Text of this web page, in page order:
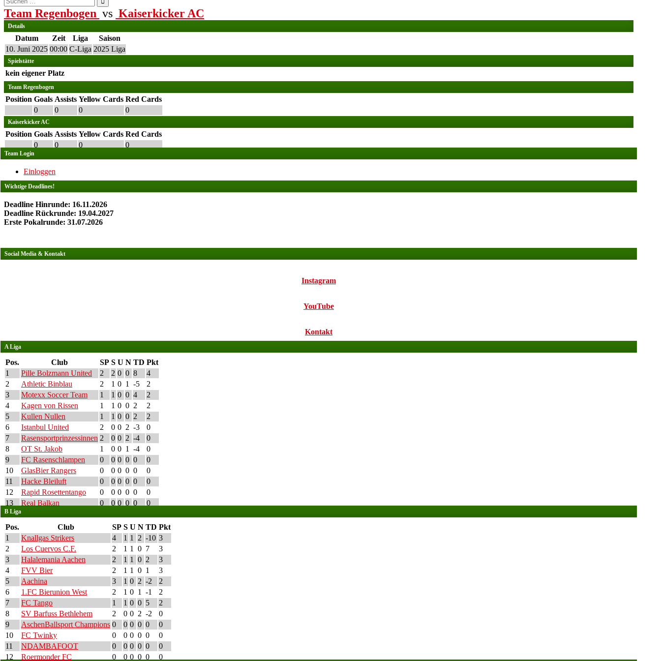
nach:
Team Regenbogen vs Kaiserkicker AC
Details
Datum Zeit Liga
Saison
10. Juni 2025 00:00 C-Liga 2025 Liga
Spielstätte
kein eigener Platz
Team Regenbogen
Position Goals Assists Yellow Cards Red Cards
0
0 0 0
Kaiserkicker AC
Position Goals Assists Yellow Cards Red Cards
0
0 0 0
Team Login
Einloggen
Wichtige Deadlines!
Deadline Hinrunde: 16.11.2026
Deadline Rückrunde: 19.04.2027
Erste Pokalrunde: 31.07.2026
Social Media & Kontakt
Instagram
YouTube
Kontakt
A Liga
Pos. Club SP S U N TD Pkt
1
Pille Bolzmann United 2 2 0 0 8
4
2
Athletic Binblau 2 1 0 1 -5
2
3
Motexx Soccer Team 1 1 0 0 4
2
4
Kagen von Rissen 1 1 0 0 2
2
5
Kullen Nullen 1 1 0 0 2
2
6
Istanbul United 2 0 0 2 -3
0
7
Rasensportprinzessinnen 2 0 0 2 -4
0
8
OT St. Jakob 1 0 0 1 -4
0
9
FC Rasenschlampen 0 0 0 0 0
0
10
GlasBier Rangers 0 0 0 0 0
0
11
Hacke Bleiluft 0 0 0 0 0
0
12
Rapid Rosettentango 0 0 0 0 0
0
13
Real Balkan 0 0 0 0 0 0
B Liga
Pos. Club SP S U N TD Pkt
1
Knallgas Strikers 4 1 1 2 -10 3
2
Los Cuervos C.F. 2 1 1 0 7
3
3
Halalemania Aachen 2 1 1 0 2
3
4
FVV Bier 2 1 1 0 1
3
5
Aachina 3 1 0 2 -2
2
6
1.FC Bierunion West 2 1 0 1 -1
2
7
FC Tango 1 1 0 0 5
2
8
SV Barfuss Bethlehem 2 0 0 2 -2
0
9
AschenBallsport Champions 0 0 0 0 0
0
10
FC Twinky 0 0 0 0 0
0
11
NDAMBAFOOT 0 0 0 0 0
0
12
Roermonder FC 0 0 0 0 0 0